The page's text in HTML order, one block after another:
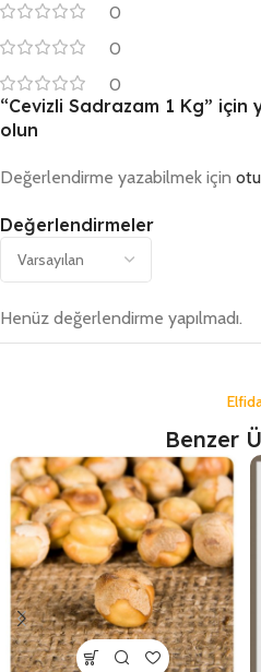
0
0
0
Değerlendirmeler
Henüz değerlendirme yapılmadı.
“Cevizli Sadrazam 1 Kg”
olun
Değerlendirme yazabilmek için
Benzer